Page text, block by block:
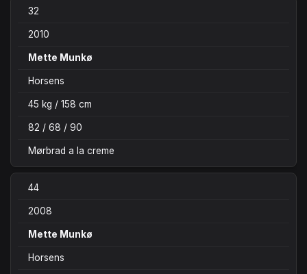
32
2010
Mette Munkø
Horsens
45 kg / 158 cm
82 / 68 / 90
Mørbrad a la creme
44
2008
Mette Munkø
Horsens